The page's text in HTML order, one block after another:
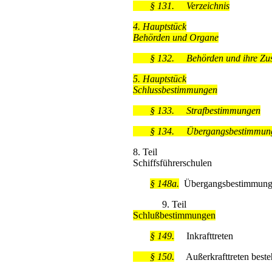
§ 131.
Verzeichnis
4. Hauptstück
Behörden und Organe
§ 132.
Behörden und ihre
5. Hauptstück
Schlussbestimmungen
§ 133.
Strafbestimmungen
§ 134.
8. Teil
Schiffsführerschulen
§ 148a. Übergangsbestimmung
9. Teil
Schlußbestimmungen
§ 149. Inkrafttreten
§ 150. Außerkrafttreten